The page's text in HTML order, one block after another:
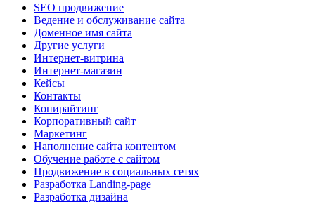
SEO продвижение
Ведение и обслуживание сайта
Доменное имя сайта
Другие услуги
Интернет-витрина
Интернет-магазин
Кейсы
Контакты
Копирайтинг
Корпоративный сайт
Маркетинг
Наполнение сайта контентом
Обучение работе с сайтом
Продвижение в социальных сетях
Разработка Landing-page
Разработка дизайна